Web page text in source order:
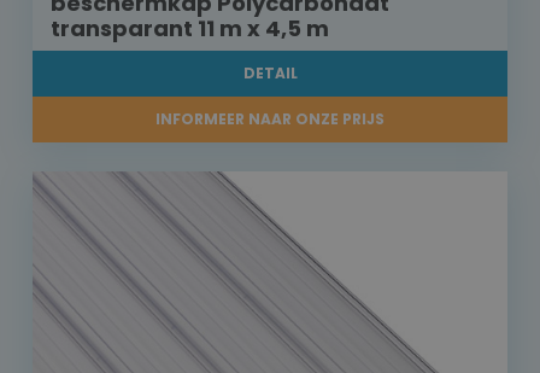
transparant 11 m x 4,5 m
DETAIL
INFORMEER NAAR ONZE PRIJS